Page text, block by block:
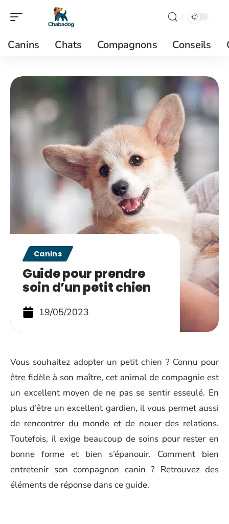
Canins Chats Compagnons Conseils
Canins
Guide pour prendre
soin d’un petit chien
19/05/2023
Vous souhaitez adopter un petit chien ? Connu pour
être fidèle à son maître, cet animal de compagnie est
un excellent moyen de ne pas se sentir esseulé. En
plus d’être un excellent gardien, il vous permet aussi
de rencontrer du monde et de nouer des relations.
Toutefois, il exige beaucoup de soins pour rester en
bonne forme et bien s’épanouir. Comment bien
entretenir son compagnon canin ? Retrouvez des
éléments de réponse dans ce guide.